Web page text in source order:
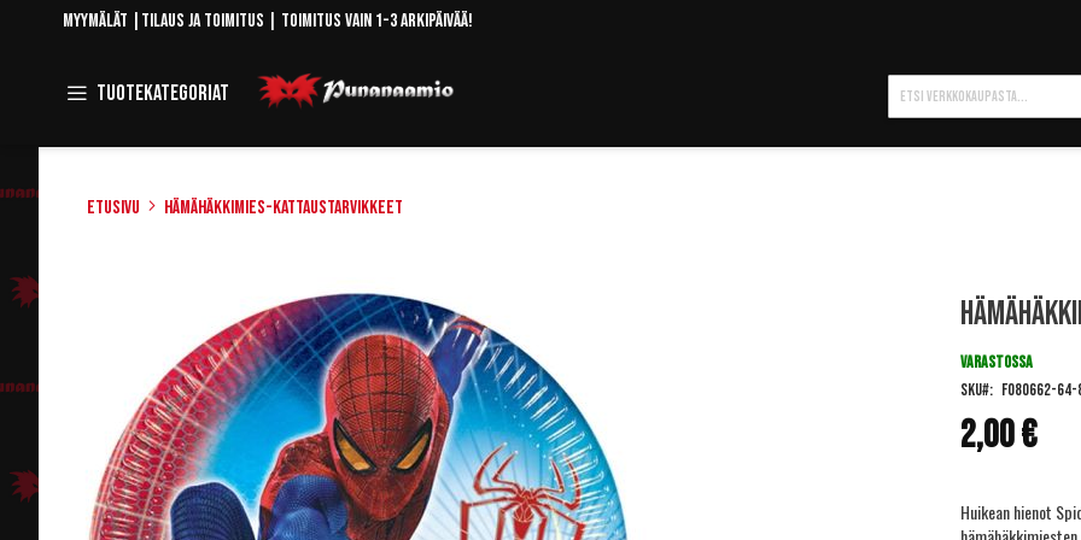
Skip
Myymälät Tilaus ja toimitus | Toimitus vain 1-3 arkipäivää!
Tuotekategoriat Toggle
Navigation
Hae
Etusivu Hämähäkkimies-kattaustarvikkeet
2,00 €
VARASTOSSA
SKU
FO80662-
Huikean hienot